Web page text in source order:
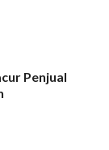
Penjual